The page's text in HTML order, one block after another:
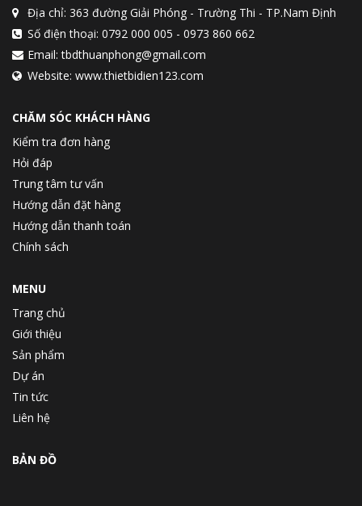
Địa chỉ: 363 đường Giải Phóng - Trường Thi - TP.Nam Định
Số điện thoại: 0792 000 005 - 0973 860 662
Email: tbdthuanphong@gmail.com
Website: www.thietbidien123.com
CHĂM SÓC KHÁCH HÀNG
Kiểm tra đơn hàng
Hỏi đáp
Trung tâm tư vấn
Hướng dẫn đặt hàng
Hướng dẫn thanh toán
Chính sách
MENU
Trang chủ
Giới thiệu
Sản phẩm
Dự án
Tin tức
Liên hệ
BẢN ĐỒ